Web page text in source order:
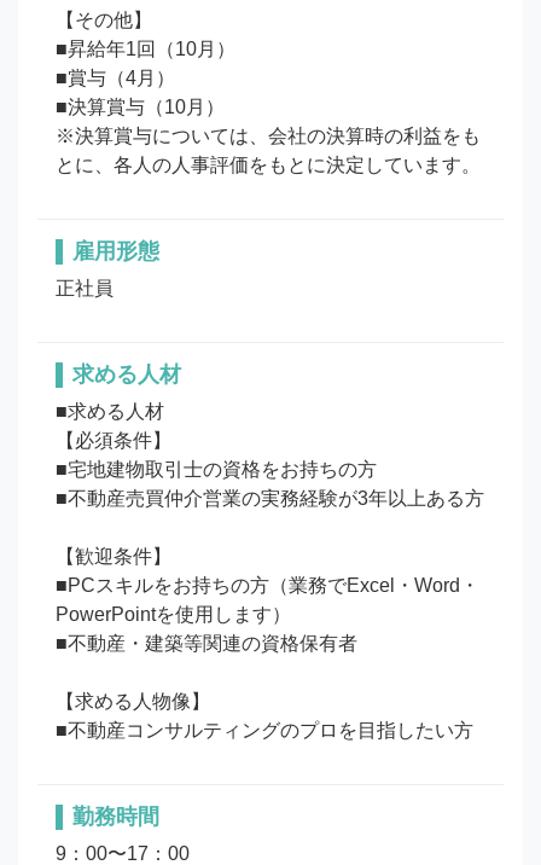
【その他】
■昇給年1回（10月）
■賞与（4月）
■決算賞与（10月）
※決算賞与については、会社の決算時の利益をも
とに、各人の人事評価をもとに決定しています。
雇用形態
正社員
求める人材
■求める人材
【必須条件】
■宅地建物取引士の資格をお持ちの方
■不動産売買仲介営業の実務経験が3年以上ある方
【歓迎条件】
■PCスキルをお持ちの方（業務でExcel・Word・
PowerPointを使用します）
■不動産・建築等関連の資格保有者
【求める人物像】
勤務時間
9：00〜17：00